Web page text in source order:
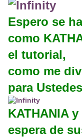
Espero se
como
el tutorial,
como me
para Ustedes
KATHANIA
espera de